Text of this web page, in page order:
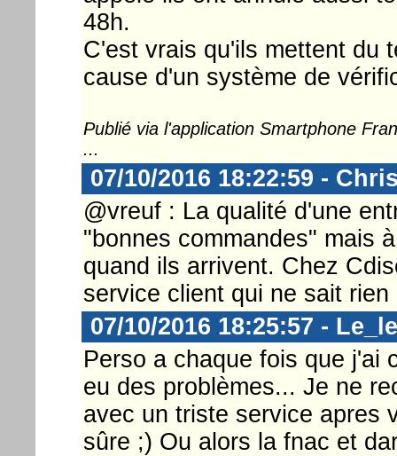
48h.
C'est vrais qu'ils mettent du
cause d'un système de
Publié via l'application Smartphone
...
07/10/2016 18:22:59 -
@vreuf : La qualité d'une
"bonnes commandes" mais
quand ils arrivent. Chez
service client qui ne sait rien
07/10/2016 18:25:57 -
Perso a chaque fois que j'ai
eu des problèmes... Je ne
avec un triste service apres
sûre ;) Ou alors la fnac et